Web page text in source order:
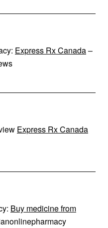
Express Rx Canada–
Express Rx Canada
Buy medicine from